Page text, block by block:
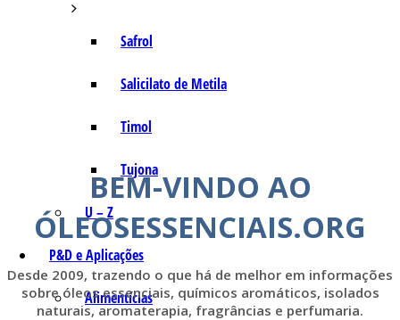
Safrol
Salicilato de Metila
Timol
Tujona
U – Z
P&D e Aplicações
Alimentícias
BEM-VINDO AO
ÓLEOSESSENCIAIS.ORG
Desde 2009, trazendo o que há de melhor em informações
sobre óleos essenciais, químicos aromáticos, isolados
naturais, aromaterapia, fragrâncias e perfumaria.